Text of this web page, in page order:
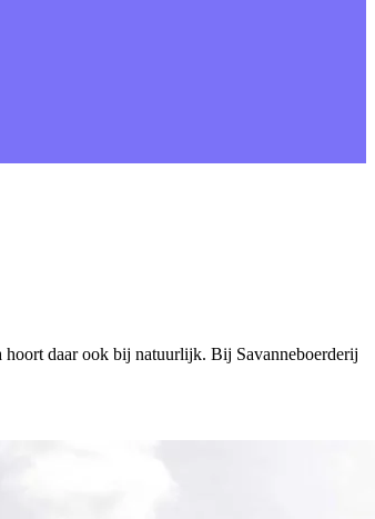
hoort daar ook bij natuurlijk. Bij Savanneboerderij